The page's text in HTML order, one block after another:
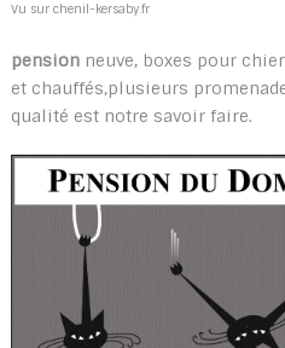
Vu sur chenil-kersaby.fr
pensionneuve, boxes pour
et chauffés,plusieurs
qualité est notre savoir faire.